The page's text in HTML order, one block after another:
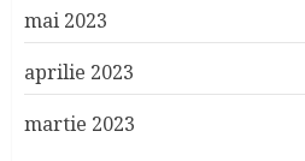
mai 2023
aprilie 2023
martie 2023